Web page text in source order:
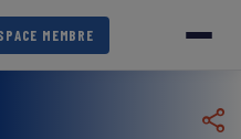
MEMBRE